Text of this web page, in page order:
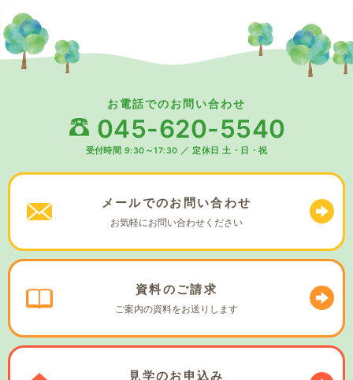
お電話でのお問い合わせ
045-620-5540
受付時間 9:30～17:30 ／ 定休日 土・日・祝
メールでのお問い合わせ
お気軽にお問い合わせください
資料のご請求
ご案内の資料をお送りします
見学のお申込み